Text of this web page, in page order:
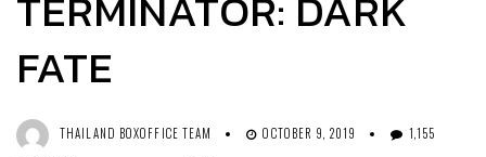
FATE
THAILAND BOXOFFICE TEAM OCTOBER 9, 2019
1,155